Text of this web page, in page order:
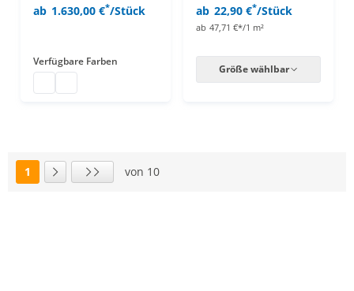
ab 1.630,00 €*/Stück
Verfügbare Farben
ab 22,90 €*/Stück
ab 47,71 €*/1 m²
Größe wählbar
Seite
1
Nächste Seite
Letzte Seite
von 10